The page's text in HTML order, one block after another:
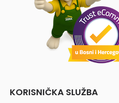
KORISNIČKA SLUŽBA